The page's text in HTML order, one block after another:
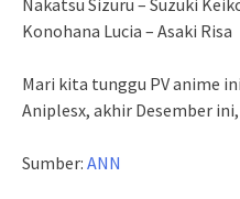
Konohana Lucia – Asaki Risa
Mari kita tunggu PV anime
Aniplesx, akhir Desember ini,
Sumber: ANN